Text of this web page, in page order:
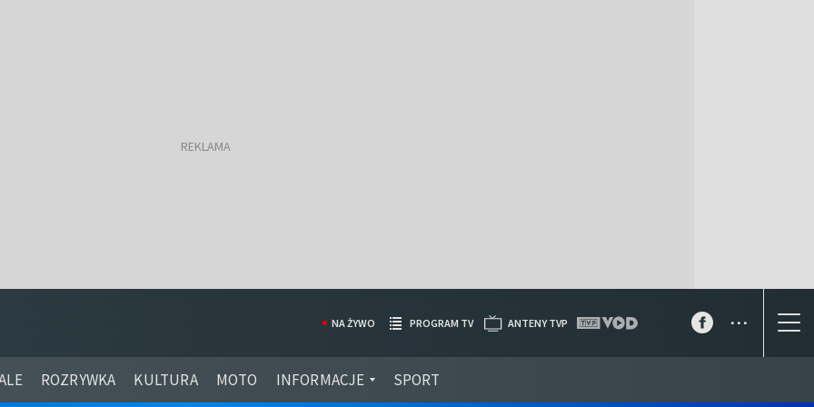
ROZRYWKA KULTURA MOTO INFORMACJE SPORT
NA ŻYWO PROGRAM TV ANTENY TVP ...